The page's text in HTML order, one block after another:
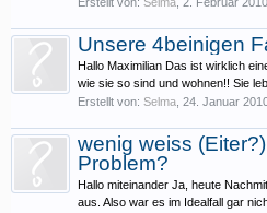
Unsere 4beinigen
Hallo Maximilian Das ist wirklich
wie sie so sind und wohnen!! Sie
Erstellt von: Selma 24. Januar
wenig weiss
Problem?
Hallo miteinander Ja, heute
aus. Also war es im Idealfall gar